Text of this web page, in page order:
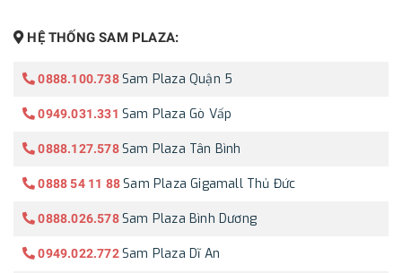
HỆ THỐNG SAM PLAZA:
0888.100.738 Sam Plaza Quận 5
0949.031.331 Sam Plaza Gò Vấp
0888.127.578 Sam Plaza Tân Bình
0888 54 11 88 Sam Plaza Gigamall Thủ Đức
0888.026.578 Sam Plaza Bình Dương
0949.022.772 Sam Plaza Dĩ An